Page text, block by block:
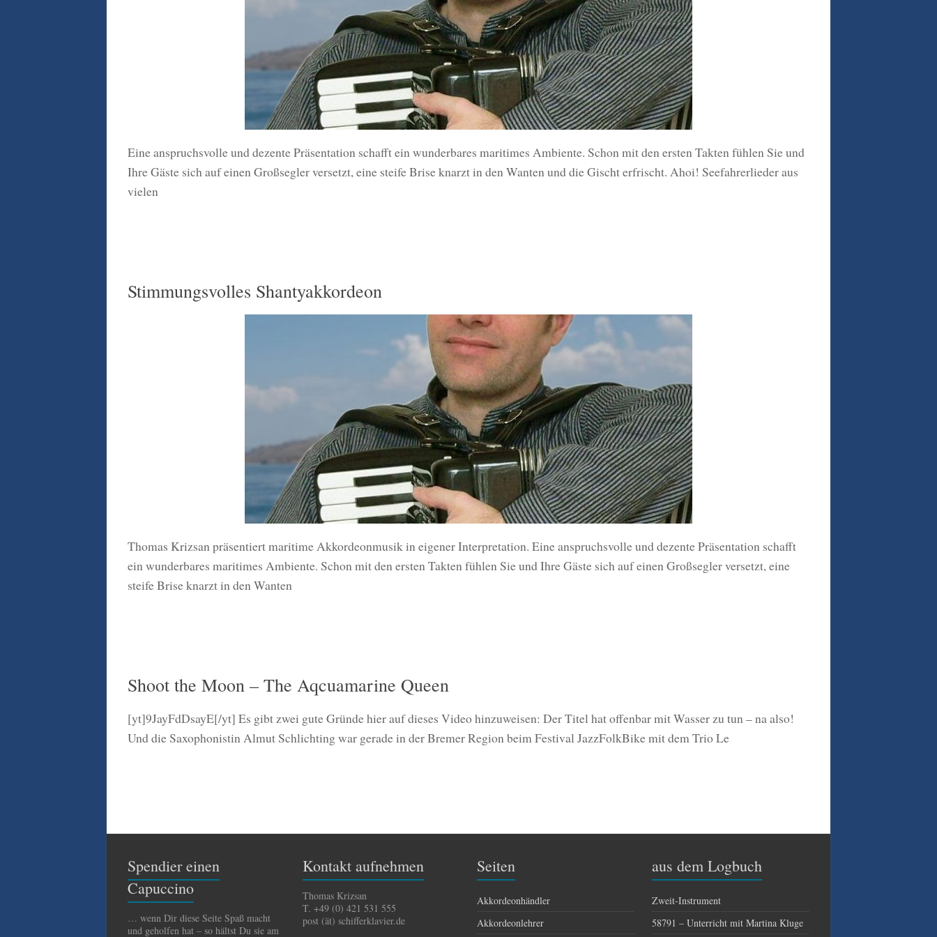
Eine anspruchsvolle und dezente Präsentation schafft ein wunderbares maritimes Ambiente. Schon mit den ersten Takten fühlen Sie und
Ihre Gäste sich auf einen Großsegler versetzt, eine steife Brise knarzt in den Wanten und die Gischt erfrischt. Ahoi! Seefahrerlieder aus
vielen
Stimmungsvolles Shantyakkordeon
Thomas Krizsan präsentiert maritime Akkordeonmusik in eigener Interpretation. Eine anspruchsvolle und dezente Präsentation schafft
ein wunderbares maritimes Ambiente. Schon mit den ersten Takten fühlen Sie und Ihre Gäste sich auf einen Großsegler versetzt, eine
steife Brise knarzt in den Wanten
Shoot the Moon – The Aqcuamarine Queen
[yt]9JayFdDsayE[/yt] Es gibt zwei gute Gründe hier auf dieses Video hinzuweisen: Der Titel hat offenbar mit Wasser zu tun – na also!
Und die Saxophonistin Almut Schlichting war gerade in der Bremer Region beim Festival JazzFolkBike mit dem Trio Le
Spendier einen
Capuccino
… wenn Dir diese Seite Spaß macht
und geholfen hat – so hältst Du sie am
Kontakt aufnehmen
Thomas Krizsan
T. +49 (0) 421 531 555
post (ät) schifferklavier.de
Seiten
Akkordeonhändler
Akkordeonlehrer
aus dem Logbuch
Zweit-Instrument
58791 – Unterricht mit Martina Kluge